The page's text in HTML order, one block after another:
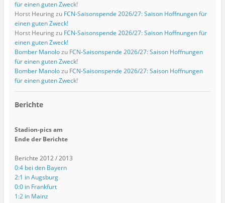
für einen guten Zweck!
Horst Heuring zu FCN-Saisonspende 2026/27: Saison Hoffnungen für
einen guten Zweck!
Horst Heuring zu FCN-Saisonspende 2026/27: Saison Hoffnungen für
einen guten Zweck!
Bomber Manolozu FCN-Saisonspende 2026/27: Saison Hoffnungen
für einen guten Zweck!
Bomber Manolozu FCN-Saisonspende 2026/27: Saison Hoffnungen
für einen guten Zweck!
Berichte
Stadion-pics am
Ende der Berichte
Berichte 2012 / 2013
0:4 bei den Bayern
2:1 in Augsburg
0:0 in Frankfurt
1:2 in Mainz